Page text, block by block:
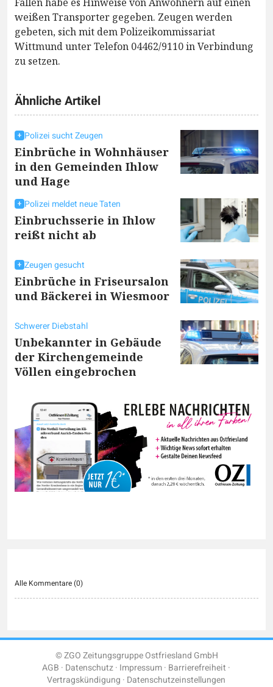
weißen Transporter gegeben. Zeugen werden
gebeten, sich mit dem Polizeikommissariat
Wittmund unter Telefon 04462/9110 in Verbindung
zu setzen.
Ähnliche Artikel
Polizei sucht Zeugen
Einbrüche in Wohnhäuser
in den Gemeinden Ihlow
und Hage
Polizei meldet neue Taten
Einbruchsserie in Ihlow
reißt nicht ab
Zeugen gesucht
Einbrüche in Friseursalon
und Bäckerei in Wiesmoor
Schwerer Diebstahl
Unbekannter in Gebäude
der Kirchengemeinde
Völlen eingebrochen
Alle Kommentare (0)
© ZGO Zeitungsgruppe Ostfriesland GmbH
AGB Datenschutz Impressum Barrierefreiheit
Vertragskündigung Datenschutzeinstellungen